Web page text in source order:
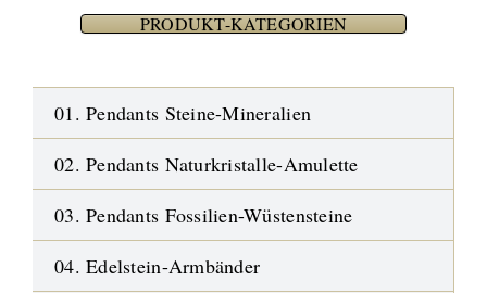
PRODUKT-KATEGORIEN
01. Pendants Steine-Mineralien
02. Pendants Naturkristalle-Amulette
03. Pendants Fossilien-Wüstensteine
04. Edelstein-Armbänder